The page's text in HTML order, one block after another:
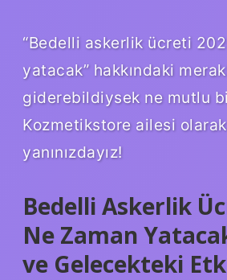
“Bedelli askerlik ücreti
yatacak” hakkındaki
giderebildiysek ne mutlu
Kozmetikstore ailesi
yanınızdayız!
Bedelli Askerlik
Ne Zaman
ve Gelecekteki